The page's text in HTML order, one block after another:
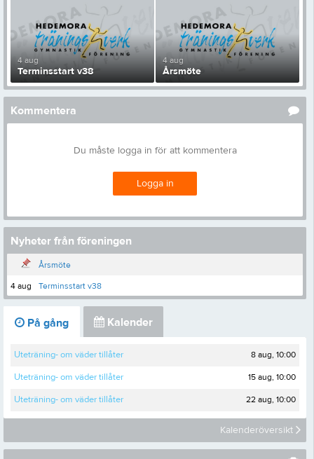
4 aug
Terminsstart v38
4 aug
Årsmöte
Kommentera
Du måste logga in för att kommentera
Logga in
Nyheter från föreningen
Årsmöte
4 aug
Terminsstart v38
På gång Kalender
Uteträning- om väder tillåter 8 aug, 10:00
Uteträning- om väder tillåter 15 aug, 10:00
Uteträning- om väder tillåter 22 aug, 10:00
Kalenderöversikt